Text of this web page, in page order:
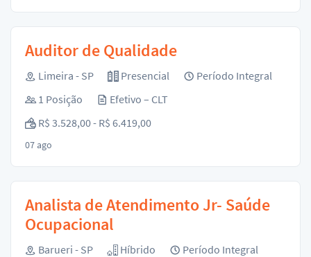
Auditor de Qualidade
Limeira - SP Presencial
Período Integral
1 Posição
Efetivo – CLT
R$ 3.528,00 - R$ 6.419,00
07 ago
Analista de Atendimento Jr- Saúde
Ocupacional
Barueri - SP Híbrido
Período Integral